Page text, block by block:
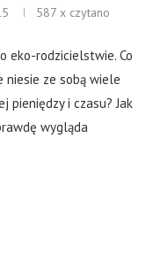
587x czytano
eko-rodzicielstwie. Co
niesie ze sobą wiele
pieniędzy i czasu? Jak
wygląda